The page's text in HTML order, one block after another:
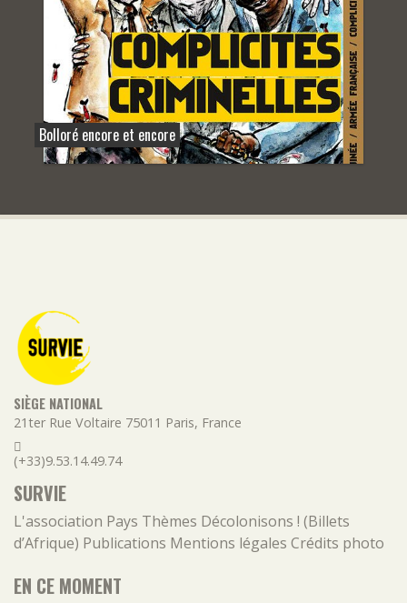
Bolloré encore et encore
SIÈGE NATIONAL
21ter Rue Voltaire 75011 Paris, France
(+33)9.53.14.49.74
SURVIE
L'association Pays Thèmes Décolonisons ! (Billets
d’Afrique) Publications Mentions légales Crédits photo
EN CE MOMENT